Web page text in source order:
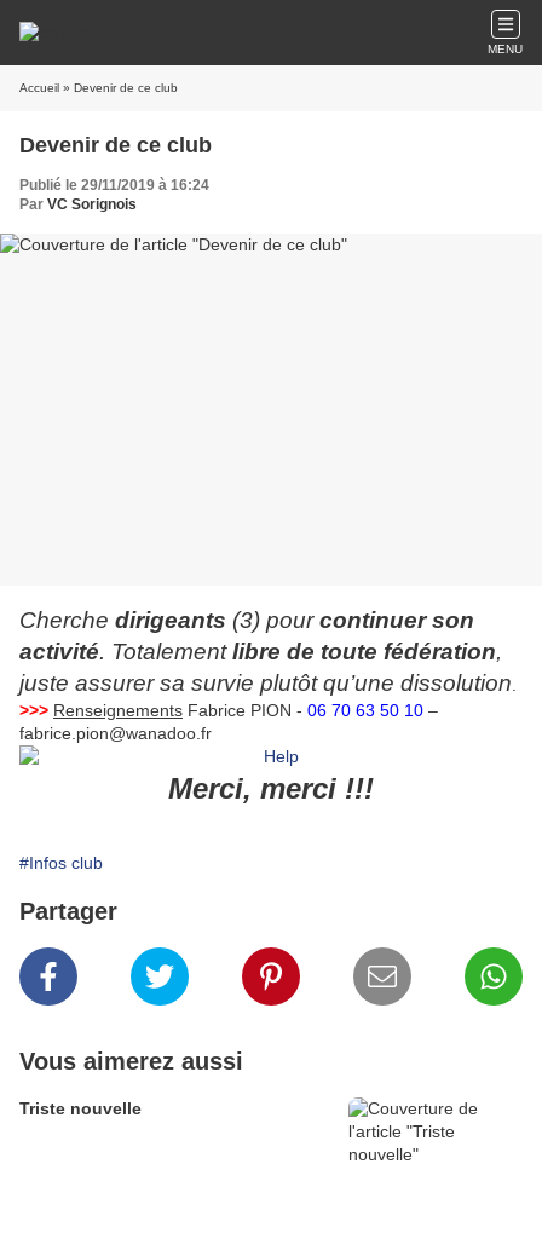
MENU
Accueil » Devenir de ce club
Devenir de ce club
Publié le 29/11/2019 à 16:24
Par VC Sorignois
Cherche dirigeants (3) pourcontinuer son
activité. Totalementlibre de toute fédération,
juste assurer sa survie plutôt qu’une dissolution
>>> Renseignements Fabrice PION - 06 70 63 50 10 –
fabrice.pion@wanadoo.fr
Merci, merci !!!
#Infos club
Partager
Vous aimerez aussi
Triste nouvelle